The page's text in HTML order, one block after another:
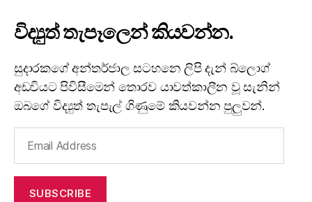
විද්‍යුත් තැපෑලෙන් කියවන්න.
සුදාරකගේ අන්තර්ජාල සටහනෙ ලිපි දැන් බ්ලොග්
අඩවියට පිවිසීමෙන් තොරව යාවත්කාලීන වූ සැනින්
ඔබගේ විද්‍යුත් තැපැල් ගිණුමේ කියවන්න පුලුවන්.
Address
SUBSCRIBE